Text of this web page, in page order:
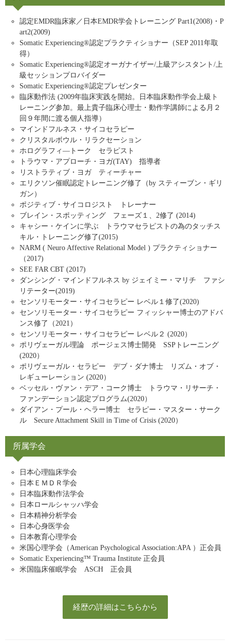
認定EMDR臨床家／日本EMDR学会トレーニング Part1(2008)・P
art2(2009)
Somatic Experiencing®認定プラクティショナー（SEP 2011年取
得）
Somatic Experiencing®認定オーガナイザー/上級アシスタント/上
級セッションプロバイダー
Somatic Experiencing®認定プレゼンター
臨床動作法 (2009年臨床実践を開始。日本臨床動作学会上級ト
レーニング参加。最上貴子臨床心理士・動作学講師による月２
回９年間に渡る個人指導）
マインドフルネス・サイコセラピー
クリスタルボウル・リラクセーション
ホログラフィ―トーク セラピスト
トラウマ・アプローチ・ヨガ(TAY) 指導者
リストラティブ・ヨガ ティーチャー
エリクソン催眠認定トレーニング修了（by スティーブン・ギリ
ガン）
ポジティブ・サイコロジスト トレーナー
ブレイン・スポッティング フェーズ１、2修了 (2014)
キャシー・ケインに学ぶ トラウマセラピストの為のタッチス
キル・トレーニング修了(2015)
NARM ( Neuro Affective Relational Model ) プラクティショナー
（2017)
SEE FAR CBT (2017)
ダンシング・マインドフルネス by ジェイミー・マリチ ファシ
リテーター(2019)
センソリモーター・サイコセラピー レベル１修了(2020)
センソリモーター・サイコセラピー フィッシャー博士のアドバ
ンス修了（2021）
センソリモーター・サイコセラピー レベル２ (2020）
ポリヴェーガル理論 ポージェス博士開発 SSPトレーニング
(2020）
ポリヴェーガル・セラピー デブ・ダナ博士 リズム・オブ・
レギューレーション (2020）
ベッセル・ヴァン・デア・コーク博士 トラウマ・リサーチ・
ファンデーション認定プログラム(2020）
ダイアン・プール・ヘラー博士 セラピー・マスター・サーク
ル Secure Attachment Skill in Time of Crisis (2020）
所属学会
日本心理臨床学会
日本ＥＭＤＲ学会
日本臨床動作法学会
日本ロールシャッハ学会
日本精神分析学会
日本心身医学会
日本教育心理学会
米国心理学会（American Psychological Association:APA ）正会員
Somatic Experiencing™ Trauma Institute 正会員
米国臨床催眠学会 ASCH 正会員
経歴の詳細はこちらから